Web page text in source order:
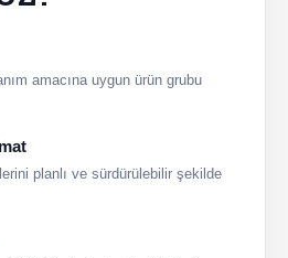
amacına uygun ürün grubu
planlı ve sürdürülebilir şekilde